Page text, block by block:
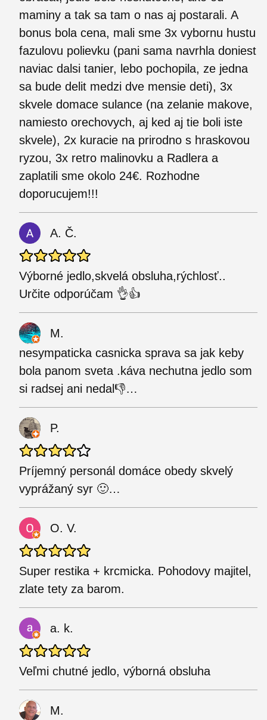
maminy a tak sa tam o nas aj postarali. A
bonus bola cena, mali sme 3x vybornu hustu
fazulovu polievku (pani sama navrhla doniest
naviac dalsi tanier, lebo pochopila, ze jedna
sa bude delit medzi dve mensie deti), 3x
skvele domace sulance (na zelanie makove,
namiesto orechovych, aj ked aj tie boli iste
skvele), 2x kuracie na prirodno s hraskovou
ryzou, 3x retro malinovku a Radlera a
zaplatili sme okolo 24€. Rozhodne
doporucujem!!!
A. Č.
Výborné jedlo,skvelá obsluha,rýchlosť..
Určite odporúčam 👌👍
M.
nesympaticka casnicka sprava sa jak keby
bola panom sveta .káva nechutna jedlo som
si radsej ani nedal👎…
P.
Príjemný personál domáce obedy skvelý
vyprážaný syr 🙂…
O. V.
Super restika + krcmicka. Pohodovy majitel,
zlate tety za barom.
a. k.
Veľmi chutné jedlo, výborná obsluha
M.